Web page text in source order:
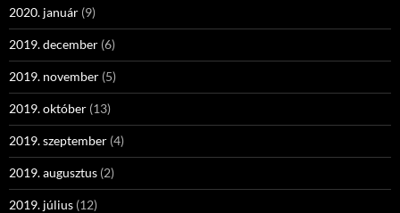
2020. január (9)
2019. december (6)
2019. november (5)
2019. október (13)
2019. szeptember (4)
2019. augusztus (2)
2019. július (12)